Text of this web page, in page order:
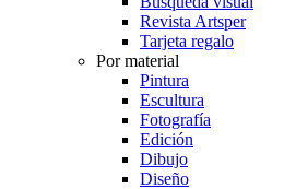
Revista Artsper
Tarjeta regalo
Por material
Pintura
Escultura
Fotografía
Edición
Dibujo
Diseño